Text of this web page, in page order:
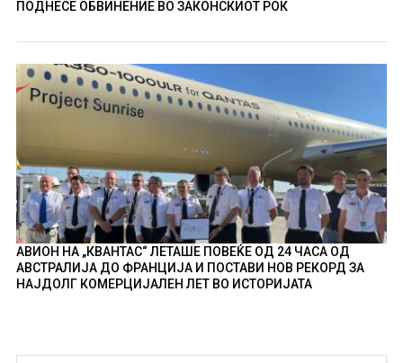
ПОДНЕСЕ ОБВИНЕНИЕ ВО ЗАКОНСКИОТ РОК
АВИОН НА „КВАНТАС“ ЛЕТАШЕ ПОВЕЌЕ ОД 24 ЧАСА ОД
АВСТРАЛИЈА ДО ФРАНЦИЈА И ПОСТАВИ НОВ РЕКОРД ЗА
НАЈДОЛГ КОМЕРЦИЈАЛЕН ЛЕТ ВО ИСТОРИЈАТА